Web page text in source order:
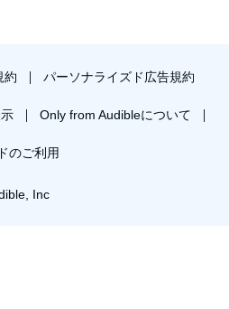
約 パーソナライズド広告規約
Only from Audibleについて
のご利用
Inc